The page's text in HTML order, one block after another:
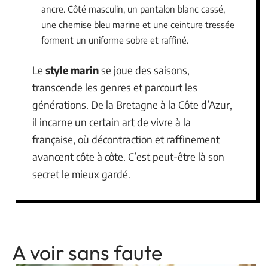
ancre. Côté masculin, un pantalon blanc cassé,
une chemise bleu marine et une ceinture tressée
forment un uniforme sobre et raffiné.
Le style marinse joue des saisons,
transcende les genres et parcourt les
générations. De la Bretagne à la Côte d’Azur,
il incarne un certain art de vivre à la
française, où décontraction et raffinement
avancent côte à côte. C’est peut-être là son
secret le mieux gardé.
A voir sans faute